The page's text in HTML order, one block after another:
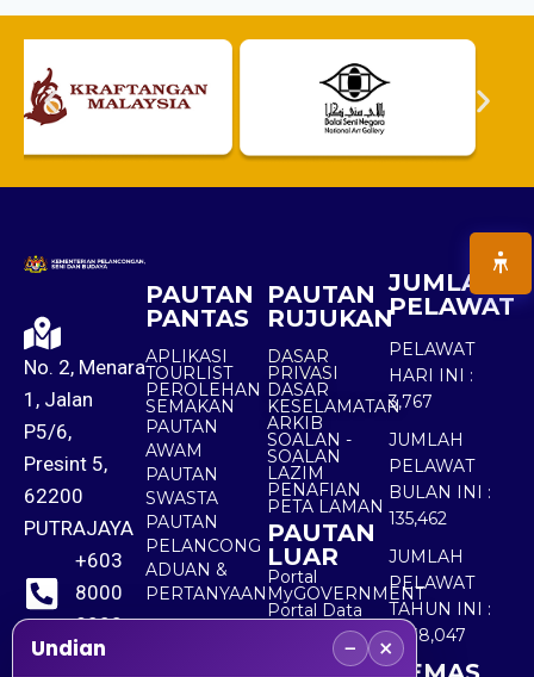
No. 2, Menara
1, Jalan
P5/6,
Presint 5,
62200
PUTRAJAYA
+603
8000
8000
PAUTAN
PANTAS
APLIKASI
TOURLIST
PEROLEHAN
SEMAKAN
PAUTAN
AWAM
PAUTAN
SWASTA
PAUTAN
PELANCONG
ADUAN &
PERTANYAAN
PAUTAN
RUJUKAN
DASAR
PRIVASI
DASAR
KESELAMATAN
ARKIB
SOALAN -
SOALAN
LAZIM
PENAFIAN
PETA LAMAN
PAUTAN
LUAR
Portal
MyGOVERNMENT
Portal Data
Terbuka
Sektor Awam
JUMLAH
PELAWAT
PELAWAT
HARI INI :
3,767
JUMLAH
PELAWAT
BULAN INI :
135,462
JUMLAH
PELAWAT
TAHUN INI :
5,538,047
Undian − ×